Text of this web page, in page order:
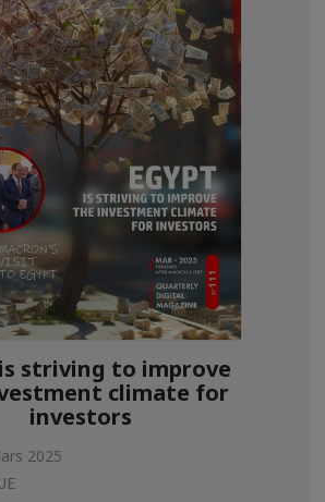
striving to improve
climate for
investors
2025